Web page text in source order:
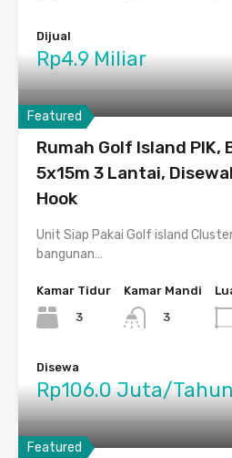
Dijual
Rp4.9 Miliar
Featured
Rumah Golf Island PIK,
5x15m 3 Lantai,
Hook
Unit Siap Pakai Golf island
bangunan…
Kamar Tidur
3
Kamar Mandi
3
Disewa
Rp106.0 Juta/
Featured